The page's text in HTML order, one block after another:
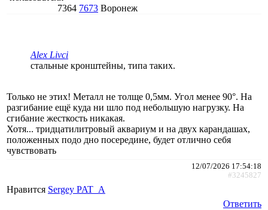
7364 7673 Воронеж
Alex Livci
стальные кронштейны, типа таких.
Только не этих! Металл не толще 0,5мм. Угол менее 90°. На
разгибание ещё куда ни шло под небольшую нагрузку. На
сгибание жесткость никакая.
Хотя... тридцатилитровый аквариум и на двух карандашах,
положенных подо дно посередине, будет отлично себя
чувствовать
12/07/2026 17:54:18
#3245827
Нравится Sergey PAT_A
Ответить